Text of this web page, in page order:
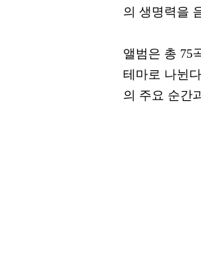
의 생명력을
앨범은 총 75
테마로 나뉜
의 주요 순간